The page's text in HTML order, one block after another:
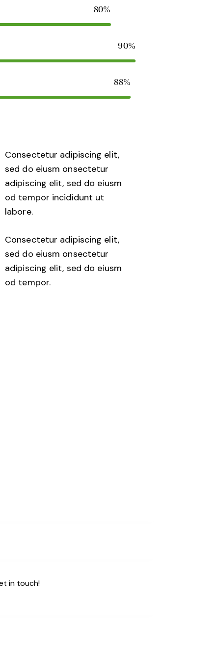
80%
90%
88%
Consectetur adipiscing elit,
sed do eiusm onsectetur
adipiscing elit, sed do eiusm
od tempor incididunt ut
labore.
Consectetur adipiscing elit,
sed do eiusm onsectetur
adipiscing elit, sed do eiusm
od tempor.